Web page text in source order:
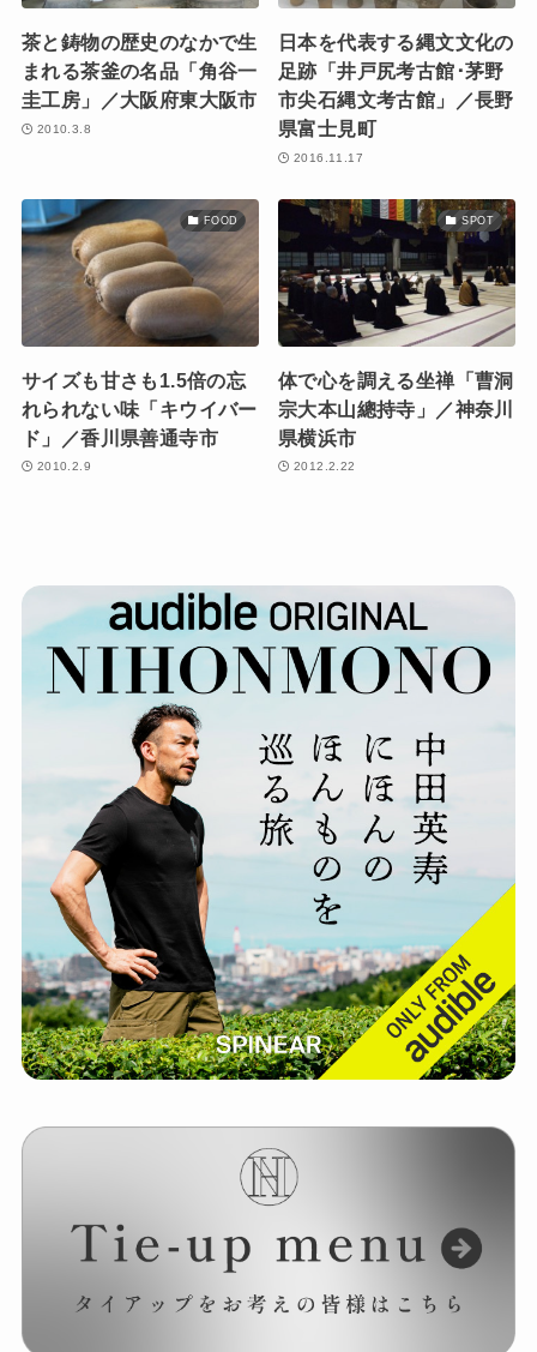
茶と鋳物の歴史のなかで生
まれる茶釜の名品「角谷一
圭工房」／大阪府東大阪市
2010.3.8
日本を代表する縄文文化の
足跡「井戸尻考古館･茅野
市尖石縄文考古館」／長野
県富士見町
2016.11.17
FOOD
サイズも甘さも1.5倍の忘
れられない味「キウイバー
ド」／香川県善通寺市
2010.2.9
SPOT
体で心を調える坐禅「曹洞
宗大本山總持寺」／神奈川
県横浜市
2012.2.22